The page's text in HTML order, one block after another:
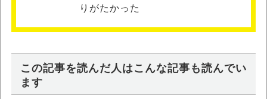
りがたかった
この記事を読んだ人はこんな記事も読んでい
ます